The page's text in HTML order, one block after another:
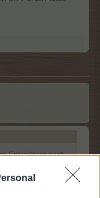
Entwicklern auch
Es ist ziemlich
anmelden zu
können.